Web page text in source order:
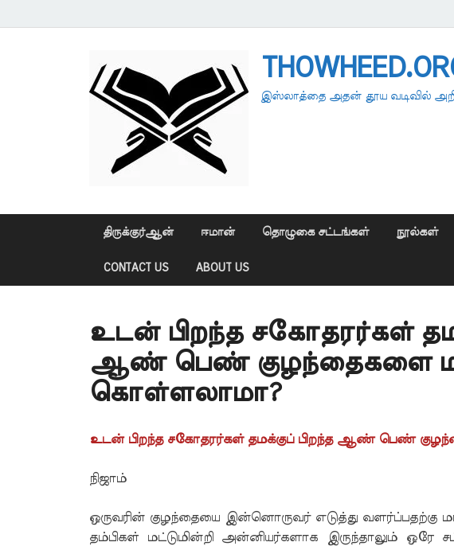
இஸ்லாத்தை அதன் தூய வடிவில்
திருக்குர்ஆன் ஈமான் தொழுகை சட்டங்கள் நூல்கள்
CONTACT US ABOUT US
உடன் பிறந்த சகோதரர்கள்
ஆண் பெண் குழந்தைகளை
கொள்ளலாமா?
உடன் பிறந்த சகோதரர்கள் தமக்குப் பிறந்த ஆண் பெண்
நிஜாம்
ஒருவரின் குழந்தையை இன்னொருவர் எடுத்து
தம்பிகள் மட்டுமின்றி அன்னியர்களாக இருந்தாலும்